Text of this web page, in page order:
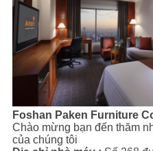
Foshan Paken Furniture
Chào mừng bạn đến thăm
của chúng tôi